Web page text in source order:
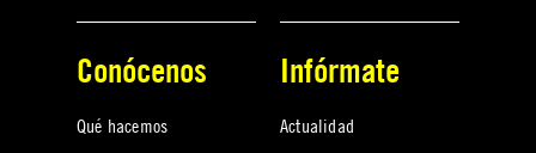
Conócenos
Qué hacemos
Infórmate
Actualidad